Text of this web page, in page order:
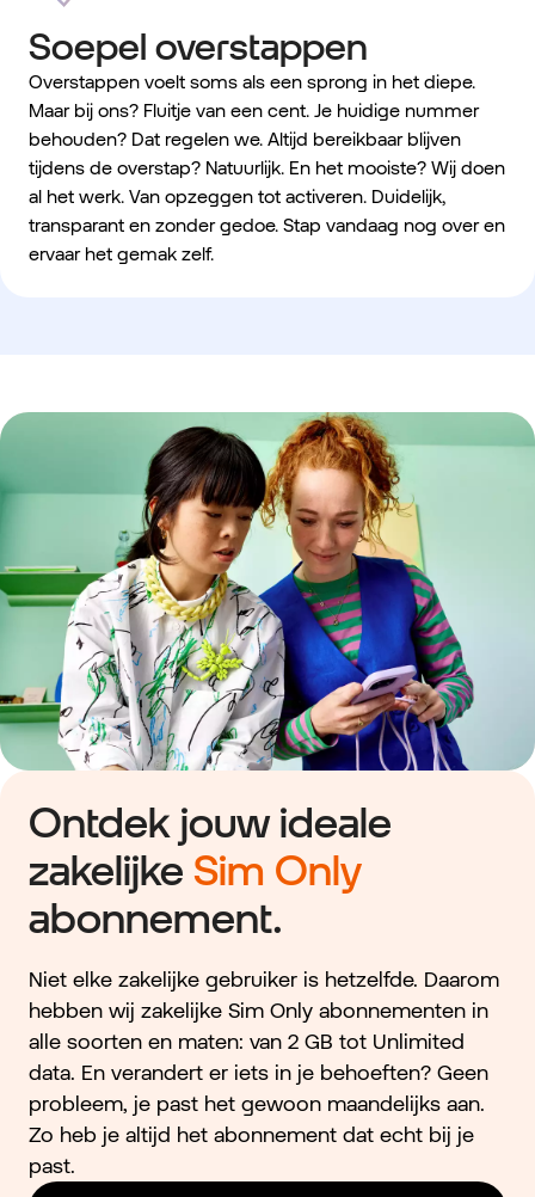
Soepel overstappen
Overstappen voelt soms als een sprong in het diepe.
Maar bij ons? Fluitje van een cent. Je huidige nummer
behouden? Dat regelen we. Altijd bereikbaar blijven
tijdens de overstap? Natuurlijk. En het mooiste? Wij doen
al het werk. Van opzeggen tot activeren. Duidelijk,
transparant en zonder gedoe. Stap vandaag nog over en
ervaar het gemak zelf.
Ontdek jouw ideale
zakelijke Sim Only
abonnement.
Niet elke zakelijke gebruiker is hetzelfde. Daarom
hebben wij zakelijke Sim Only abonnementen in
alle soorten en maten: van 2 GB tot Unlimited
data. En verandert er iets in je behoeften? Geen
probleem, je past het gewoon maandelijks aan.
Zo heb je altijd het abonnement dat echt bij je
past.